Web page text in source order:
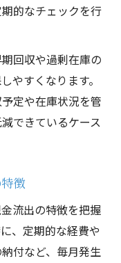
的なチェックを行
回収や過剰在庫の
やすくなります。
定や在庫状況を管
できているケース
徴
流出の特徴を把握
、定期的な経費や
付など、毎月発生